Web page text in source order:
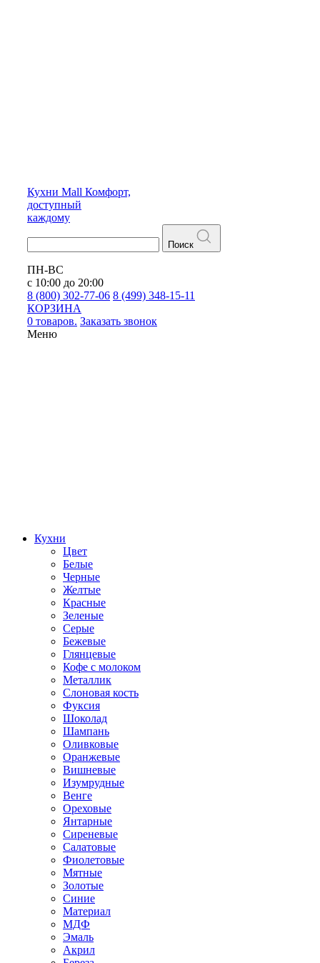
Кухни Mall Комфорт,
доступный
каждому
Поиск
ПН-ВС
с 10:00 до 20:00
8 (800) 302-77-06 8 (499) 348-15-11
КОРЗИНА
0 товаров. Заказать звонок
Меню
Кухни
Цвет
Белые
Черные
Желтые
Красные
Зеленые
Серые
Бежевые
Глянцевые
Кофе с молоком
Металлик
Слоновая кость
Фуксия
Шоколад
Шампань
Оливковые
Оранжевые
Вишневые
Изумрудные
Венге
Ореховые
Янтарные
Сиреневые
Салатовые
Фиолетовые
Мятные
Золотые
Синие
Материал
МДФ
Эмаль
Акрил